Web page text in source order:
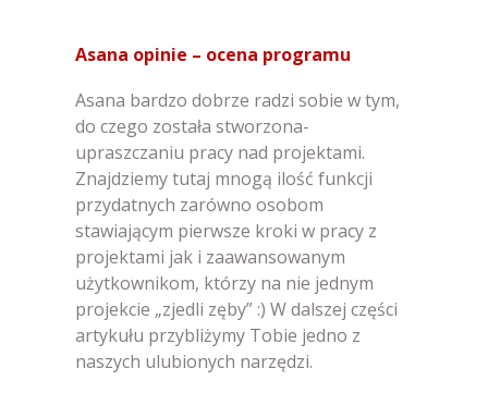
Asana opinie – ocena programu
Asana bardzo dobrze radzi sobie w tym,
do czego została stworzona-
upraszczaniu pracy nad projektami.
Znajdziemy tutaj mnogą ilość funkcji
przydatnych zarówno osobom
stawiającym pierwsze kroki w pracy z
projektami jak i zaawansowanym
użytkownikom, którzy na nie jednym
projekcie „zjedli zęby” :) W dalszej części
artykułu przybliżymy Tobie jedno z
naszych ulubionych narzędzi.